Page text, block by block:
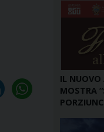
IL NUOVO
MOSTRA